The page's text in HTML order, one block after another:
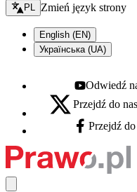
Zmień język - bieżący:
PL Zmień język strony
English (EN)
Українська (UA)
Youtube - otwiera
Odwiedź
X - otwiera się w nowej
Przejdź do
Facebook -
Przejdź